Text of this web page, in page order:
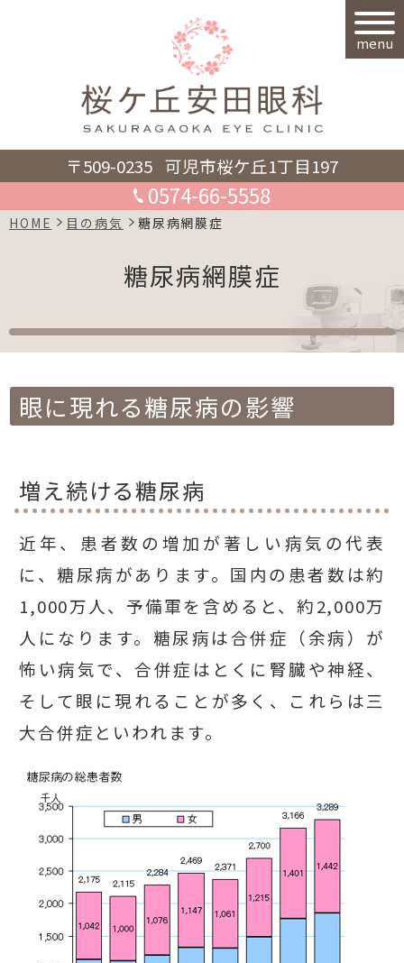
〒509-0235 可児市桜ケ丘1丁目197
0574-66-5558
menu
HOME 目の病気 糖尿病網膜症
糖尿病網膜症
眼に現れる糖尿病の影響
増え続ける糖尿病
近年、患者数の増加が著しい病気の代表
に、糖尿病があります。国内の患者数は約
1,000万人、予備軍を含めると、約2,000万
人になります。糖尿病は合併症（余病）が
怖い病気で、合併症はとくに腎臓や神経、
そして眼に現れることが多く、これらは三
大合併症といわれます。